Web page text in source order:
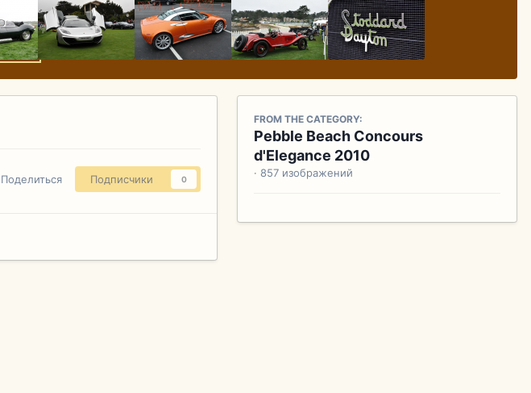
Поделиться Подписчики 0
FROM THE CATEGORY:
Pebble Beach Concours
d'Elegance 2010
· 857 изображений